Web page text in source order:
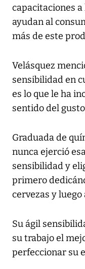
capacitaciones
ayudan al
más de este
Velásquez
sensibilidad en
es lo que le ha
sentido del
Graduada de
nunca ejerció
sensibilidad y
primero
cervezas y luego
Su ágil
su trabajo el
perfeccionar su